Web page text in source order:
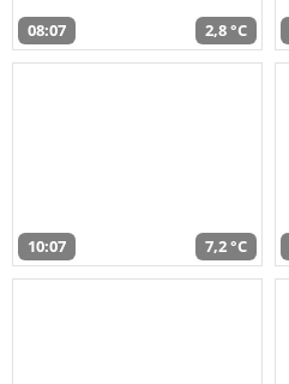
08:07 2,8 °C
10:07 7,2 °C